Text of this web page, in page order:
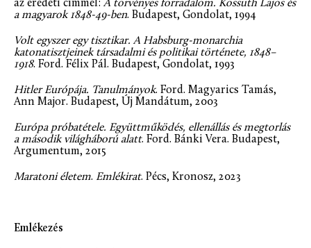
az eredeti címmel: A törvényes forradalom. Kossuth Lajos és
a magyarok 1848-49-ben. Budapest, Gondolat, 1994
Volt egyszer egy tisztikar. A Habsburg-monarchia
katonatisztjeinek társadalmi és politikai története, 1848–
1918. Ford. Félix Pál. Budapest, Gondolat, 1993
Hitler Európája. Tanulmányok. Ford. Magyarics Tamás,
Ann Major. Budapest, Új Mandátum, 2003
Európa próbatétele. Együttműködés, ellenállás és megtorlás
a második világháború alatt. Ford. Bánki Vera. Budapest,
Argumentum, 2015
Maratoni életem. Emlékirat. Pécs, Kronosz, 2023
Emlékezés